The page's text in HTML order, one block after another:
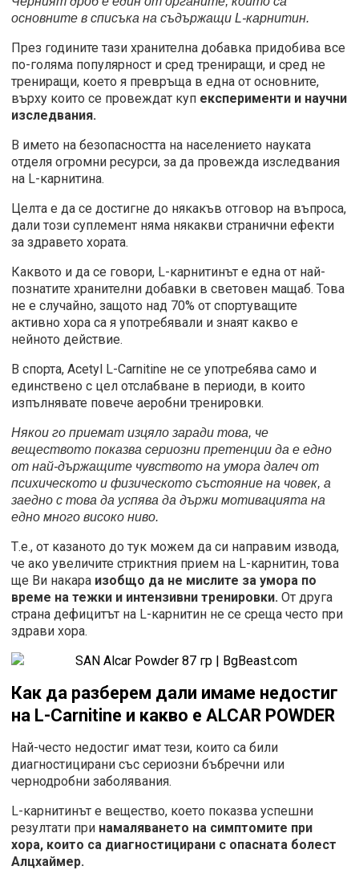
основните в списъка на съдържащиL-карнитин.
През годините тази хранителна добавка придобива все
по-голяма популярност и сред трениращи, и сред не
трениращи, което я превръща в една от основните,
върху които се провеждат куп експерименти и научни
изследвания.
В името на безопасността на населението науката
отделя огромни ресурси, за да провежда изследвания
на L-карнитина.
Целта е да се достигне до някакъв отговор на въпроса,
дали този суплемент няма някакви странични ефекти
за здравето хората.
Каквото и да се говори, L-карнитинът е една от най-
познатите хранителни добавки в световен мащаб. Това
не е случайно, защото над 70% от спортуващите
активно хора са я употребявали и знаят какво е
нейното действие.
В спорта, Acetyl L-Carnitine не се употребява само и
единствено с цел отслабване в периоди, в които
изпълнявате повече аеробни тренировки.
Някои го приемат изцяло заради това, че
веществото показва сериозни претенции да е едно
от най-държащите чувството на умора далеч от
психическото и физическото състояние на човек, а
заедно с това да успява да държи мотивацията на
едно много високо ниво.
Т.е., от казаното до тук можем да си направим извода,
че ако увеличите стриктния прием на L-карнитин, това
ще Ви накара изобщо да не мислите за умора по
време на тежки и интензивни тренировки.От друга
страна дефицитът на L-карнитин не се среща често при
здрави хора.
Как да разберем дали имаме недостиг
на L-Carnitine и какво е ALCAR POWDER
Най-често недостиг имат тези, които са били
диагностицирани със сериозни бъбречни или
чернодробни заболявания.
L-карнитинът е вещество, което показва успешни
резултати при намаляването на симптомите при
хора, които са диагностицирани с опасната болест
Алцхаймер.